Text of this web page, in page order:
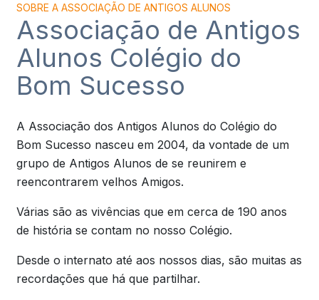
SOBRE A ASSOCIAÇÃO DE ANTIGOS ALUNOS
Associação de Antigos
Alunos Colégio do
Bom Sucesso
A Associação dos Antigos Alunos do Colégio do
Bom Sucesso nasceu em 2004, da vontade de um
grupo de Antigos Alunos de se reunirem e
reencontrarem velhos Amigos.
Várias são as vivências que em cerca de 190 anos
de história se contam no nosso Colégio.
Desde o internato até aos nossos dias, são muitas as
recordações que há que partilhar.